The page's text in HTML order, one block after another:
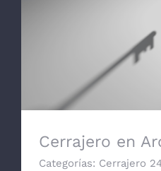
Cerrajero
Cerrajero en
Categorías: Cerrajero